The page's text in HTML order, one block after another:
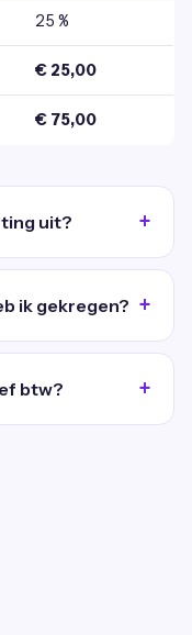
25 %
€ 25,00
€ 75,00
uit?
ik gekregen?
btw?